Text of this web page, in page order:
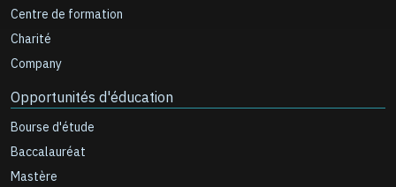
Centre de formation
Charité
Company
Opportunités d'éducation
Bourse d'étude
Baccalauréat
Mastère